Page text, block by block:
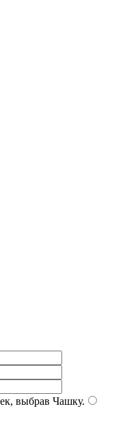
выбрав Чашку.